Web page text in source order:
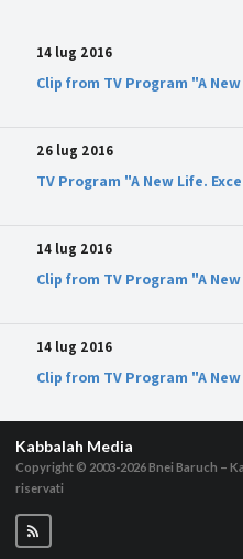
14 lug 2016
Clip from TV Program "A
26 lug 2016
TV Program "A New Life.
14 lug 2016
Clip from TV Program "A
14 lug 2016
Clip from TV Program "A
Kabbalah Media
Copyright © 2003-2026Bnei Baruch –
riservati